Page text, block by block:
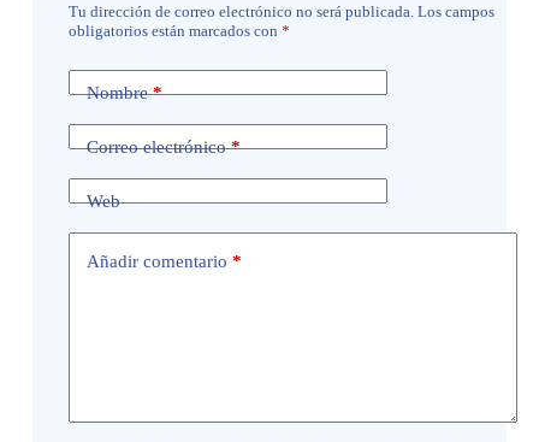
Tu dirección de correo electrónico no será publicada. Los campos
obligatorios están marcados con *
Nombre*
Correo electrónico*
Web
Añadir comentario *